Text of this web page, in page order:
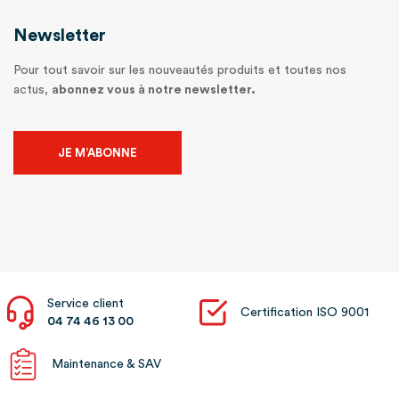
Newsletter
Pour tout savoir sur les nouveautés produits et toutes nos
actus, abonnez vous à notre newsletter.
JE M’ABONNE
Service client
04 74 46 13 00
Certification ISO 9001
Maintenance & SAV